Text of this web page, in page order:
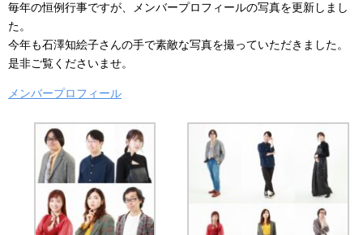
毎年の恒例行事ですが、メンバープロフィールの写真を更新しまし
た。
今年も石澤知絵子さんの手で素敵な写真を撮っていただきました。
是非ご覧くださいませ。
メンバープロフィール